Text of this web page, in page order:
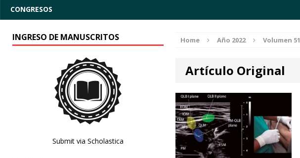
CONGRESOS
Home Año 2022 Volumen 51
Artículo Original
INGRESO DE MANUSCRITOS
Submit via Scholastica